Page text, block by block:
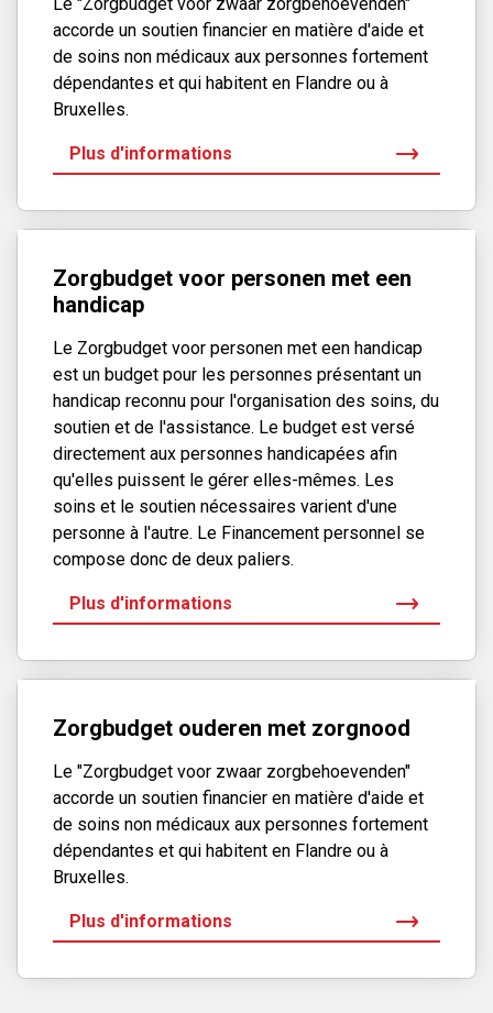
Qui peut déposer une plainte ?
Toute personne ou organisation en contact avec notre
zorgkas peut déposer une plainte.
À quel sujet puis-je déposer une plainte ?
Service, votre plainte concerner notre zorgkas et doit être
Comment déposer une plainte ?
Via notreformulaire de contact
Par courrier à l’adresse suivante : Service Médiation et
Qualité de Service de Solidaris Brabant, rue du
Midi 111, 1000 Bruxelles
Procédure de traitement de la plainte
Le traitement d’une plainte se fait en plusieurs étapes :
Le service Médiation et Qualité de Service
enregistrement dans le registre des plaintes.
envoie un accusé de réception dans les plus
brefs délais.
et Qualité de Service, en collaboration avec
communiquera le résultat de l’instruction menée.
accorde un soutien financier en matière d'aide et
de soins non médicaux aux personnes fortement
dépendantes et qui habitent en Flandre ou à
Bruxelles.
Plus d'informations
Zorgbudget voor personen met een
handicap
Le Zorgbudget voor personen met een handicap
est un budget pour les personnes présentant un
handicap reconnu pour l'organisation des soins, du
soutien et de l'assistance. Le budget est versé
directement aux personnes handicapées afin
qu'elles puissent le gérer elles-mêmes. Les
soins et le soutien nécessaires varient d'une
personne à l'autre. Le Financement personnel se
compose donc de deux paliers.
Plus d'informations
Zorgbudget ouderen met zorgnood
Le "Zorgbudget voor zwaar zorgbehoevenden"
accorde un soutien financier en matière d'aide et
de soins non médicaux aux personnes fortement
dépendantes et qui habitent en Flandre ou à
Bruxelles.
Plus d'informations